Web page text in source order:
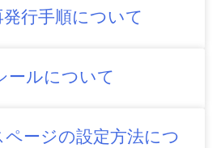
行手順について
ールについて
ページの設定方法につ